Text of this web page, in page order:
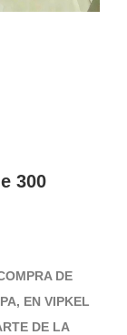
300
DE
EN VIPKEL
DE LA